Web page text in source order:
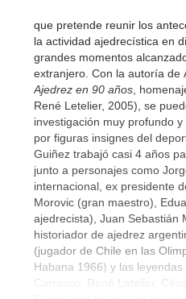
que pretende reunir los
la actividad ajedrecística en
grandes momentos
extranjero. Con la autoría de
Ajedrez en 90 años ,
René Letelier, 2005), se
investigación muy profundo
por figuras insignes del
Guiñez trabajó casi 4 años
junto a personajes como
internacional, ex presidente
Morovic (gran maestro),
ajedrecista), Juan Sebastián
historiador de ajedrez
(jugador de Chile en las
Habana 1966) y las
Carrasco, René Letelier,